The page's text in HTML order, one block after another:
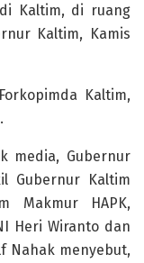
di Kaltim, di ruang
Kaltim, Kamis
Kaltim,
media, Gubernur
Gubernur Kaltim
Makmur HAPK,
Heri Wiranto dan
Nahak menyebut,